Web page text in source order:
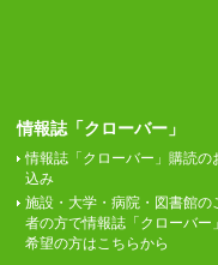
情報誌「クローバー」
情報誌「クローバー」購読の
込み
施設・大学・病院・図書館の
者の方で情報誌「クローバー
希望の方はこちらから